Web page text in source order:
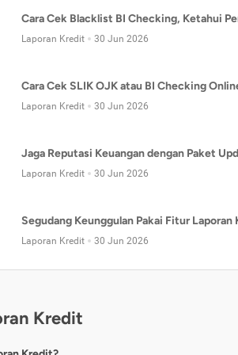
Cara Cek Blacklist BI Checking, Ketahui
Laporan Kredit 30 Jun 2026
Cara Cek SLIK OJK atau BI Checking
Laporan Kredit 30 Jun 2026
Jaga Reputasi Keuangan dengan Paket
Laporan Kredit 30 Jun 2026
Segudang Keunggulan Pakai Fitur
Laporan Kredit 30 Jun 2026
Kredit